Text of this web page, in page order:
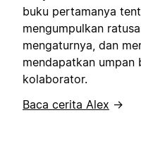
buku pertamanya
mengumpulkan
mengaturnya, dan
mendapatkan umpan
kolaborator.
Baca cerita Alex →